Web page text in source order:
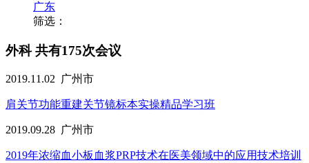
广东
筛选：
外科共有175次会议
2019.11.02 广州市
肩关节功能重建关节镜标本实操精品学习班
2019.09.28 广州市
2019年浓缩血小板血浆PRP技术在医美领域中的应用技术培训